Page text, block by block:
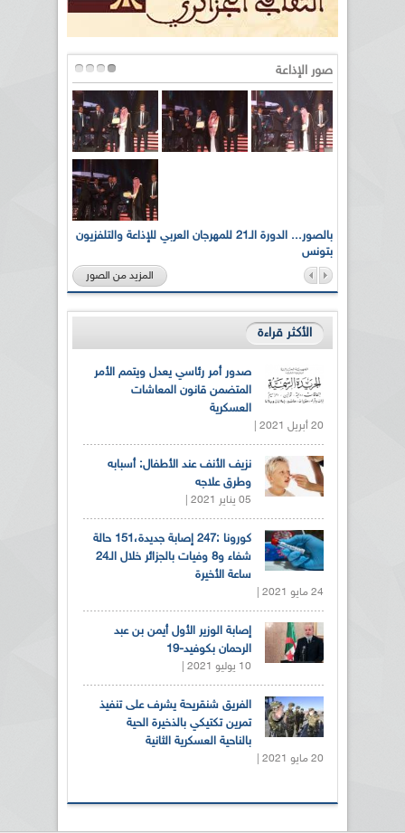
صور الإذاعة
بالصور... الدورة الـ21 للمهرجان العربي للإذاعة والتلفزيون
بتونس
المزيد من الصور
الأكثر قراءة
صدور أمر رئاسي يعدل ويتمم الأمر
المتضمن قانون المعاشات
العسكرية
20 أبريل 2021 |
نزيف الأنف عند الأطفال: أسبابه
وطرق علاجه
05 يناير 2021 |
كورونا :247 إصابة جديدة،151 حالة
شفاء و8 وفيات بالجزائر خلال الـ24
ساعة الأخيرة
24 مايو 2021 |
إصابة الوزير الأول أيمن بن عبد
الرحمان بكوفيد-19
10 يوليو 2021 |
الفريق شنقريحة يشرف على تنفيذ
تمرين تكتيكي بالذخيرة الحية
بالناحية العسكرية الثانية
20 مايو 2021 |